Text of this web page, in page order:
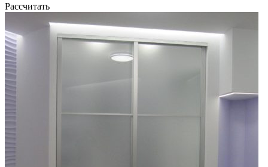
Рассчитать